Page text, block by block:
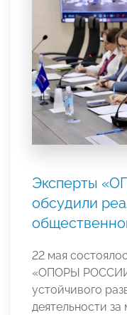
Эксперты
обсудили
22 мая
«ОПОРЫ
устойчивого
деятельности